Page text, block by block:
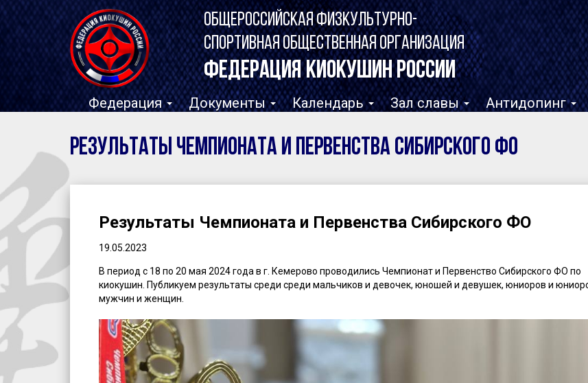
ОБЩЕРОССИЙСКАЯ ФИЗКУЛЬТУРНО-
СПОРТИВНАЯ ОБЩЕСТВЕННАЯ ОРГАНИЗАЦИЯ
ФЕДЕРАЦИЯ КИОКУШИН РОССИИ
Федерация Документы Календарь Зал славы Антидопинг
Результаты Чемпионата и Первенства Сибирского ФО
Результаты Чемпионата и Первенства Сибирского ФО
19.05.2023
В период с 18 по 20 мая 2024 года в г. Кемерово проводились Чемпионат и Первенство Сибирского ФО по
киокушин. Публикуем результаты среди среди мальчиков и девочек, юношей и девушек, юниоров и
мужчин и женщин.